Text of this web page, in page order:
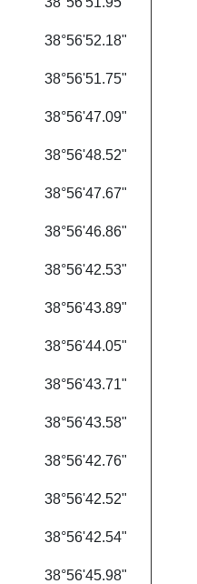
38°56'52.18"
38°56'51.75"
38°56'47.09"
38°56'48.52"
38°56'47.67"
38°56'46.86"
38°56'42.53"
38°56'43.89"
38°56'44.05"
38°56'43.71"
38°56'43.58"
38°56'42.76"
38°56'42.52"
38°56'42.54"
38°56'45.98"